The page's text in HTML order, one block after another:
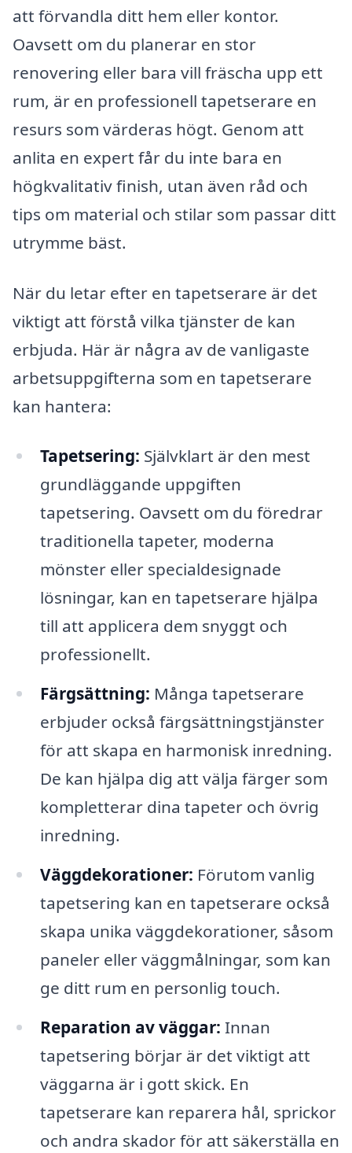
att förvandla ditt hem eller kontor.
Oavsett om du planerar en stor
renovering eller bara vill fräscha upp ett
rum, är en professionell tapetserare en
resurs som värderas högt. Genom att
anlita en expert får du inte bara en
högkvalitativ finish, utan även råd och
tips om material och stilar som passar ditt
utrymme bäst.
När du letar efter en tapetserare är det
viktigt att förstå vilka tjänster de kan
erbjuda. Här är några av de vanligaste
arbetsuppgifterna som en tapetserare
kan hantera:
Tapetsering: Självklart är den mest
grundläggande uppgiften
tapetsering. Oavsett om du föredrar
traditionella tapeter, moderna
mönster eller specialdesignade
lösningar, kan en tapetserare hjälpa
till att applicera dem snyggt och
professionellt.
Färgsättning: Många tapetserare
erbjuder också färgsättningstjänster
för att skapa en harmonisk inredning.
De kan hjälpa dig att välja färger som
kompletterar dina tapeter och övrig
inredning.
Väggdekorationer: Förutom vanlig
tapetsering kan en tapetserare också
skapa unika väggdekorationer, såsom
paneler eller väggmålningar, som kan
ge ditt rum en personlig touch.
Reparation av väggar: Innan
tapetsering börjar är det viktigt att
väggarna är i gott skick. En
tapetserare kan reparera hål, sprickor
och andra skador för att säkerställa en